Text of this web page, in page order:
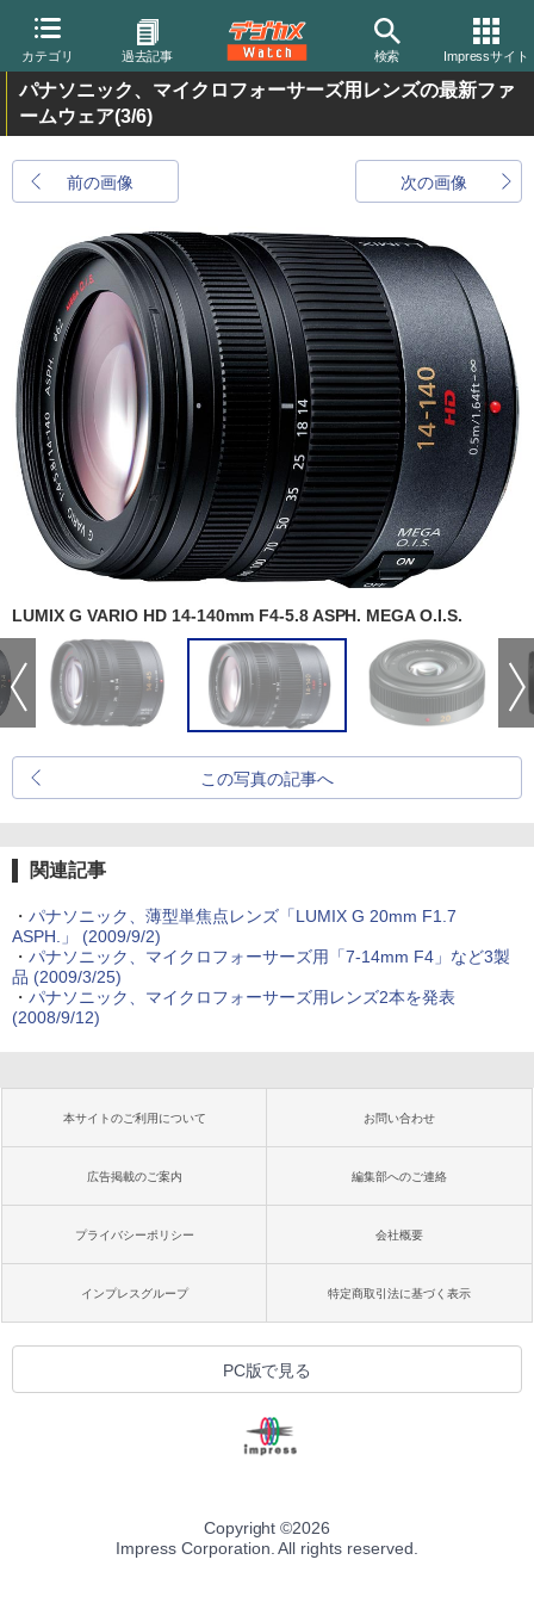
カテゴリ 過去記事 検索 Impressサイト
パナソニック、マイクロフォーサーズ用レンズの最新ファ
ームウェア(3/6)
前の画像 次の画像
LUMIX G VARIO HD 14-140mm F4-5.8 ASPH. MEGA O.I.S.
この写真の記事へ
関連記事
・ パナソニック、薄型単焦点レンズ「LUMIX G 20mm F1.7
ASPH.」 (2009/9/2)
・ パナソニック、マイクロフォーサーズ用「7-14mm F4」など3製
品 (2009/3/25)
・ パナソニック、マイクロフォーサーズ用レンズ2本を発表
(2008/9/12)
本サイトのご利用について お問い合わせ
広告掲載のご案内 編集部へのご連絡
プライバシーポリシー 会社概要
インプレスグループ 特定商取引法に基づく表示
PC版で見る
Copyright ©2026
Impress Corporation. All rights reserved.